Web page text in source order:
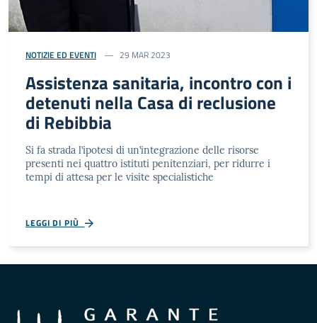
NOTIZIE ED EVENTI 29 MAR 2023
Assistenza sanitaria, incontro con i
detenuti nella Casa di reclusione
di Rebibbia
Si fa strada l’ipotesi di un’integrazione delle risorse
presenti nei quattro istituti penitenziari, per ridurre i
tempi di attesa per le visite specialistiche
LEGGI DI PIÙ